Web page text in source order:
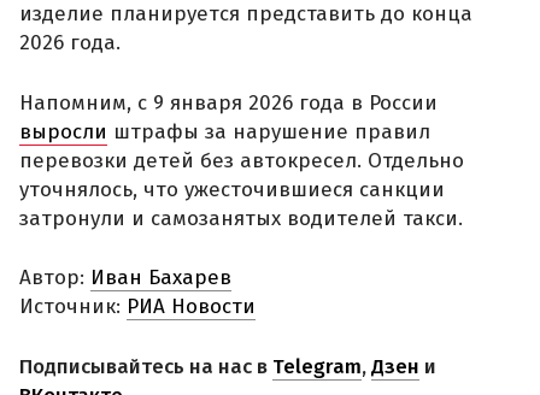
изделие планируется представить до конца
2026 года.
Напомним, с 9 января 2026 года в России
выросли штрафы за нарушение правил
перевозки детей без автокресел. Отдельно
уточнялось, что ужесточившиеся санкции
затронули и самозанятых водителей такси.
Автор: Иван Бахарев
Источник: РИА Новости
Подписывайтесь на нас в Telegram,Дзен и